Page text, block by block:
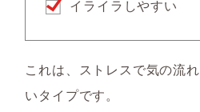
イライラしやすい
これは、ストレスで気の流
いタイプです。